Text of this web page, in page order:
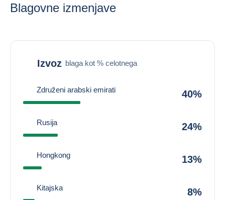
Blagovne izmenjave
Izvoz blaga kot % celotnega
Združeni arabski emirati 40%
Rusija 24%
Hongkong 13%
Kitajska 8%